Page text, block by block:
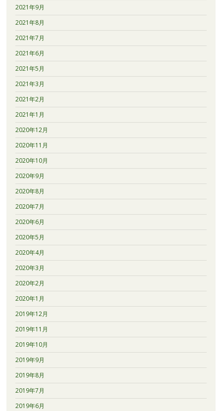
2021年9月
2021年8月
2021年7月
2021年6月
2021年5月
2021年3月
2021年2月
2021年1月
2020年12月
2020年11月
2020年10月
2020年9月
2020年8月
2020年7月
2020年6月
2020年5月
2020年4月
2020年3月
2020年2月
2020年1月
2019年12月
2019年11月
2019年10月
2019年9月
2019年8月
2019年7月
2019年6月